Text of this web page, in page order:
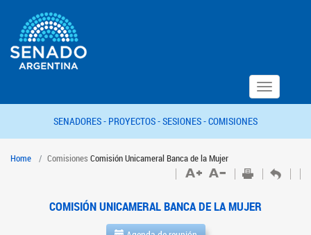
Toggle
navigation
SENADORES - PROYECTOS -SESIONES -COMISIONES
Home Comisiones Comisión Unicameral Banca de la Mujer
COMISIÓN UNICAMERAL BANCA DE LA MUJER